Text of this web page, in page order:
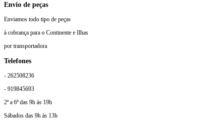
Envio de peças
Enviamos todo tipo de peças
à cobrança para o Continente e Ilhas
por transportadora
Telefones
- 262508236
- 919845693
2ª a 6ª das 9h às 19h
Sábados das 9h às 13h